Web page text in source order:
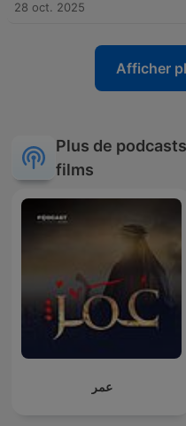
28 oct. 2025
Afficher
Plus de
films
عمر